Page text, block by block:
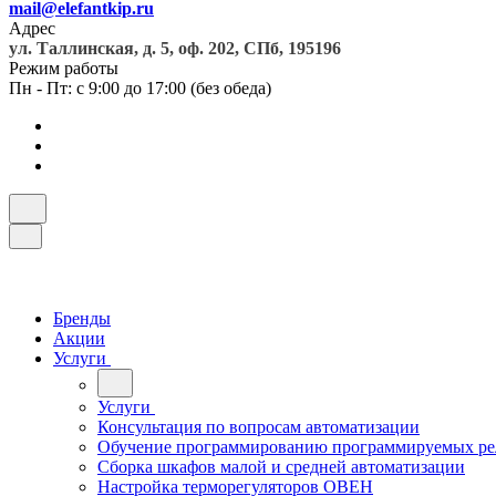
mail@elefantkip.ru
Адрес
ул. Таллинская, д. 5, оф. 202, СПб, 195196
Режим работы
Пн - Пт: с 9:00 до 17:00 (без обеда)
Бренды
Акции
Услуги
Услуги
Консультация по вопросам автоматизации
Обучение программированию программируемых
Сборка шкафов малой и средней автоматизации
Настройка терморегуляторов ОВЕН